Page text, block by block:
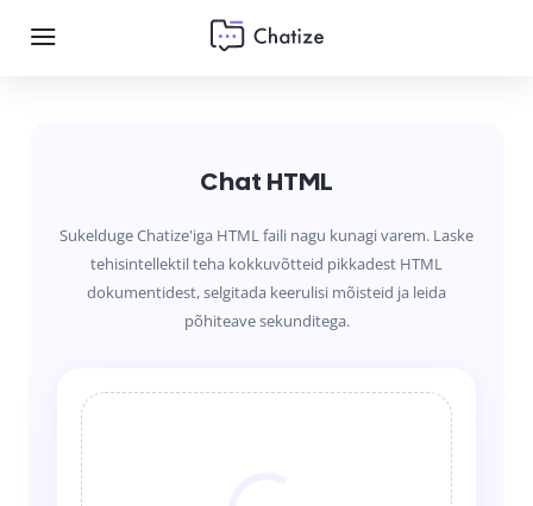
Chat HTML
Sukelduge Chatize'iga HTML faili nagu kunagi varem. Laske
tehisintellektil teha kokkuvõtteid pikkadest HTML
dokumentidest, selgitada keerulisi mõisteid ja leida
põhiteave sekunditega.